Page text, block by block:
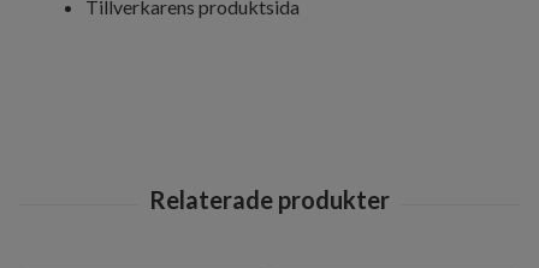
Tillverkarens produktsida